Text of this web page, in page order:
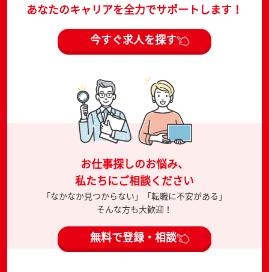
あなたのキャリアを全力でサポートします！
今すぐ求人を探す
お仕事探しのお悩み、
私たちにご相談ください
「なかなか見つからない」「転職に不安がある」
そんな方も大歓迎！
無料で登録・相談